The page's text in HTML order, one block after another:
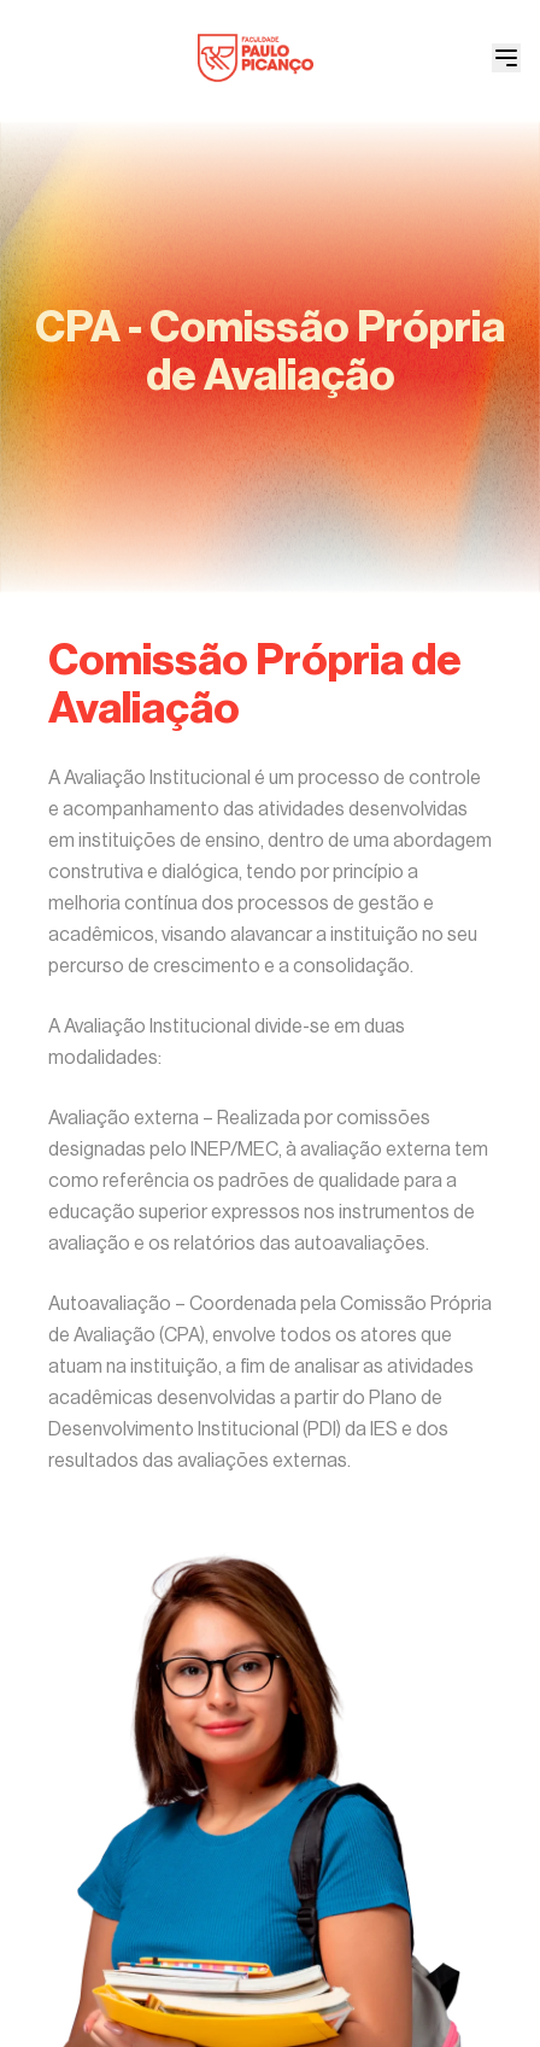
CPA - Comissão Própria
de Avaliação
Comissão Própria de
Avaliação
A Avaliação Institucional é um processo de controle
e acompanhamento das atividades desenvolvidas
em instituições de ensino, dentro de uma abordagem
construtiva e dialógica, tendo por princípio a
melhoria contínua dos processos de gestão e
acadêmicos, visando alavancar a instituição no seu
percurso de crescimento e a consolidação.
A Avaliação Institucional divide-se em duas
modalidades:
Avaliação externa – Realizada por comissões
designadas pelo INEP/MEC, à avaliação externa tem
como referência os padrões de qualidade para a
educação superior expressos nos instrumentos de
avaliação e os relatórios das autoavaliações.
Autoavaliação – Coordenada pela Comissão Própria
de Avaliação (CPA), envolve todos os atores que
atuam na instituição, a fim de analisar as atividades
acadêmicas desenvolvidas a partir do Plano de
Desenvolvimento Institucional (PDI) da IES e dos
resultados das avaliações externas.